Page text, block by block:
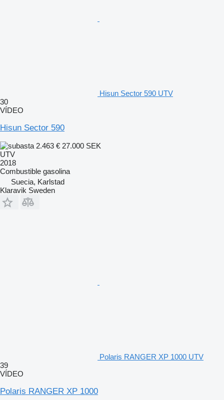
Hisun Sector 590 UTV
30
VÍDEO
Hisun Sector 590
2.463 € 27.000 SEK
UTV
2018
Combustible gasolina
Suecia, Karlstad
Klaravik Sweden
Polaris RANGER XP 1000 UTV
39
VÍDEO
Polaris RANGER XP 1000